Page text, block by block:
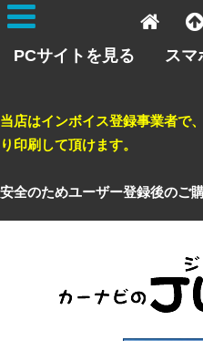
PCサイトを見る スマ
当店はインボイス登録事業者で
り印刷して頂けます。
安全のためユーザー登録後のご